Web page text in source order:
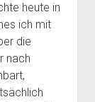
heute in
ich mit
die
nach